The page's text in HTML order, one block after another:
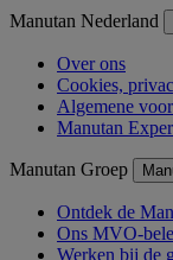
Manutan Nederland
Over ons
Cookies,
Algemene
Manutan
Manutan Groep
Ontdek de
Ons MVO-
Werken bij de